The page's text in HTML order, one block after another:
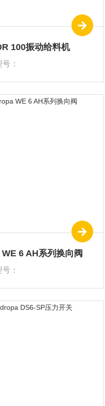
100振动给料机
：
6 AH系列换向阀
：